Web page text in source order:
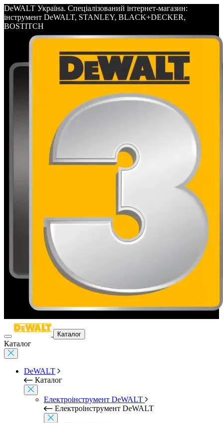
DeWALT Україна. Спеціалізований інтернет-магазин:
інструмент DeWALT, STANLEY, BLACK+DECKER,
BOSTITCH
Каталог
Каталог
DeWALT
Каталог
Електроінструмент DeWALT
Електроінструмент DeWALT